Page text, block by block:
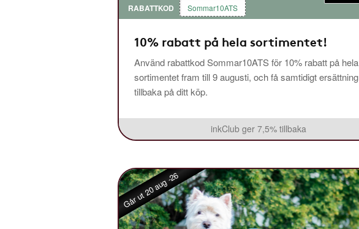
RABATTKOD Sommar10ATS
10% rabatt på hela sortimentet!
Använd rabattkod Sommar10ATS för 10% rabatt på hela
sortimentet fram till 9 augusti, och få samtidigt ersättning
tillbaka på ditt köp.
inkClub ger 7,5% tillbaka
Går ut 20 aug -26